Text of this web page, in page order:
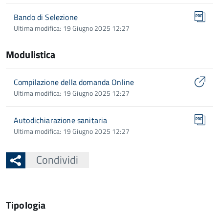
Bando di Selezione
Ultima modifica: 19 Giugno 2025 12:27
Modulistica
Compilazione della domanda Online
Ultima modifica: 19 Giugno 2025 12:27
Autodichiarazione sanitaria
Ultima modifica: 19 Giugno 2025 12:27
Condividi
Tipologia